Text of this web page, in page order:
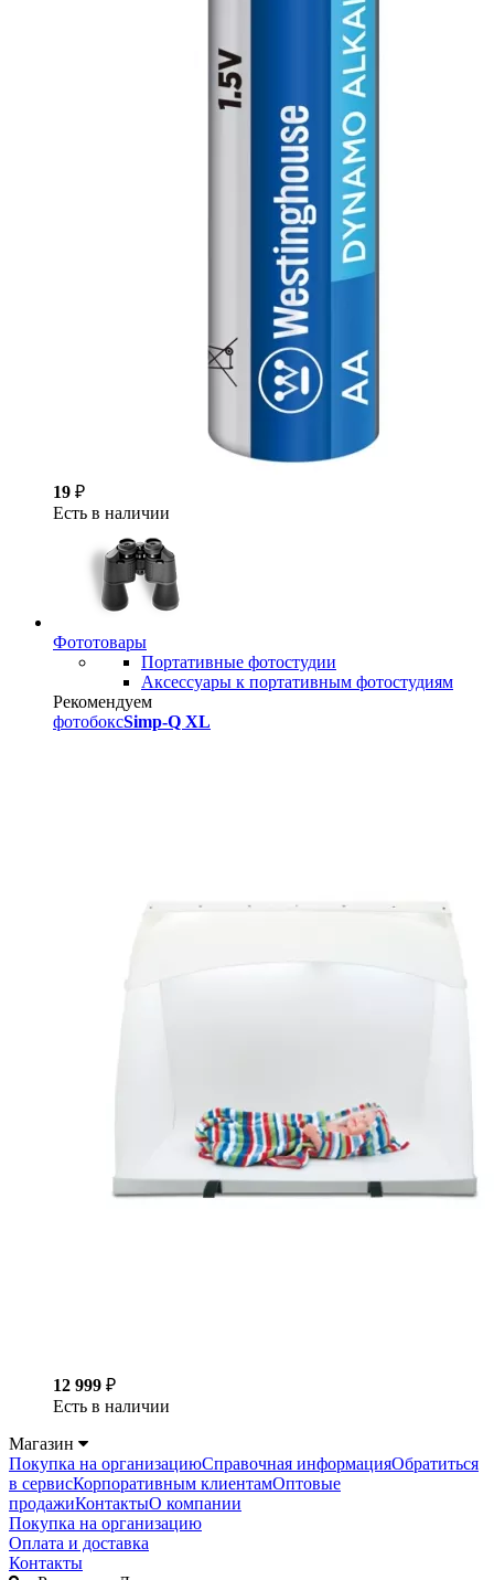
19 ₽
Есть в наличии
Фототовары
Портативные фотостудии
Аксессуары к портативным фотостудиям
Рекомендуем
фотобоксSimp-Q XL
12 999 ₽
Есть в наличии
Магазин
Покупка на организациюСправочная информацияОбратиться
в сервисКорпоративным клиентамОптовые
продажиКонтактыО компании
Покупка на организацию
Оплата и доставка
Контакты